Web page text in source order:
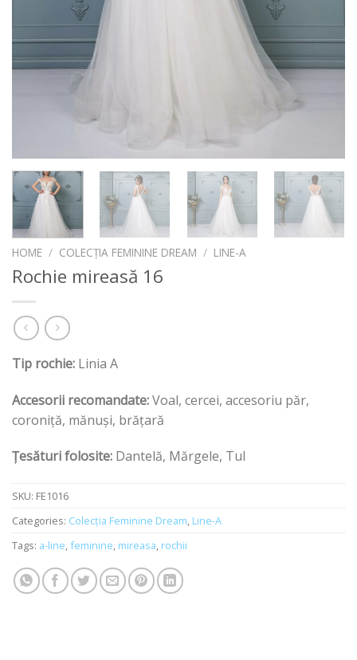
HOME / COLECȚIA FEMININE DREAM / LINE-A
Rochie mireasă 16
Tip rochie: Linia A
Accesorii recomandate:Voal, cercei, accesoriu păr,
coroniță, mănuși, brățară
Țesături folosite: Dantelă, Mărgele, Tul
SKU: FE1016
Categories: Colecția Feminine Dream, Line-A
Tags: a-line,feminine, mireasa, rochii